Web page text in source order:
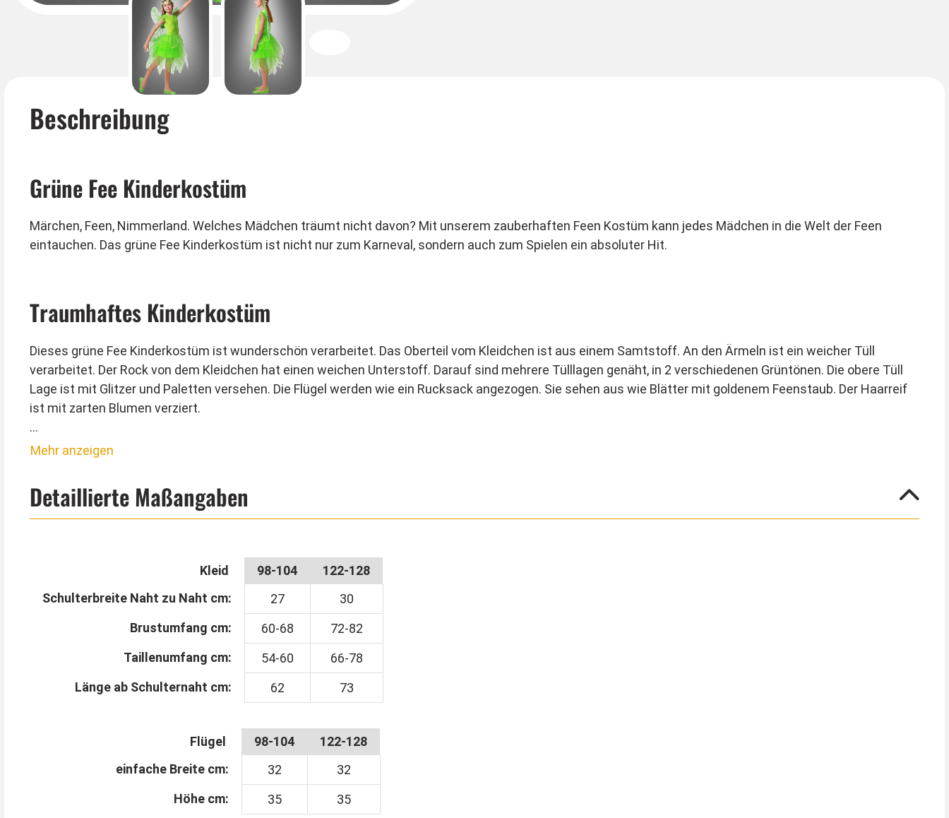
Beschreibung
Grüne Fee Kinderkostüm
Märchen, Feen, Nimmerland. Welches Mädchen träumt nicht davon? Mit unserem zauberhaften Feen Kostüm kann jedes Mädchen in die Welt der Feen
eintauchen. Das grüne Fee Kinderkostüm ist nicht nur zum Karneval, sondern auch zum Spielen ein absoluter Hit.
Traumhaftes Kinderkostüm
Dieses grüne Fee Kinderkostüm ist wunderschön verarbeitet. Das Oberteil vom Kleidchen ist aus einem Samtstoff. An den Ärmeln ist ein weicher Tüll
verarbeitet. Der Rock von dem Kleidchen hat einen weichen Unterstoff. Darauf sind mehrere Tülllagen genäht, in 2 verschiedenen Grüntönen. Die obere Tüll
Lage ist mit Glitzer und Paletten versehen. Die Flügel werden wie ein Rucksack angezogen. Sie sehen aus wie Blätter mit goldenem Feenstaub. Der Haarreif
ist mit zarten Blumen verziert.
Tipp vom Kostümpalast:
Mehr anzeigen
Detaillierte Maßangaben
Kleid 98-104
122-128
Schulterbreite Naht zu Naht cm:
27
30
Brustumfang cm:
60-68
72-82
Taillenumfang cm:
54-60
66-78
Länge ab Schulternaht cm:
62 73
Flügel 98-104
122-128
einfache Breite cm:
32
32
Höhe cm:
35 35